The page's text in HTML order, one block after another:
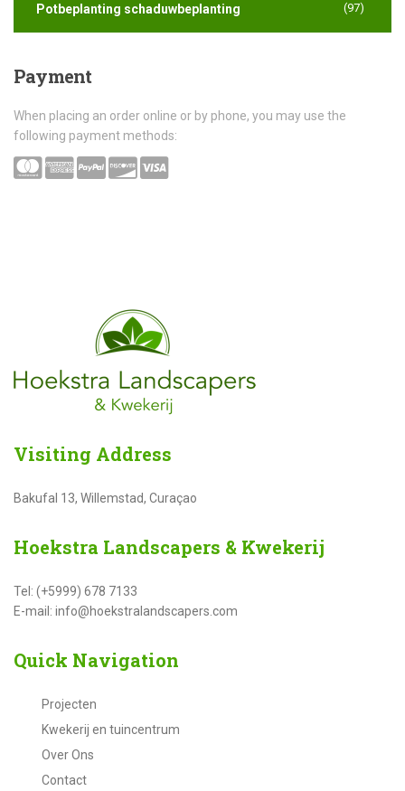
Potbeplanting schaduwbeplanting (97)
Payment
When placing an order online or by phone, you may use the
following payment methods:
Visiting Address
Bakufal 13, Willemstad, Curaçao
Hoekstra Landscapers & Kwekerij
Tel: (+5999) 678 7133
E-mail: info@hoekstralandscapers.com
Quick Navigation
Projecten
Kwekerij en tuincentrum
Over Ons
Contact